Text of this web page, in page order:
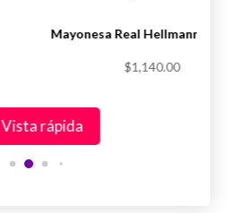
Mayonesa Real Hellmann’s®
$1,140.00
Vista rápida